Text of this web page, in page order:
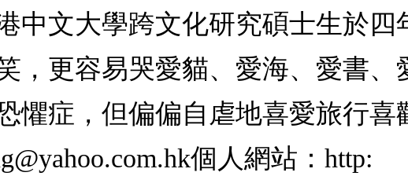
中文大學跨文化研究碩士生於四
，更容易哭愛貓、愛海、愛書、
懼症，但偏偏自虐地喜愛旅行喜
個人網站：http: